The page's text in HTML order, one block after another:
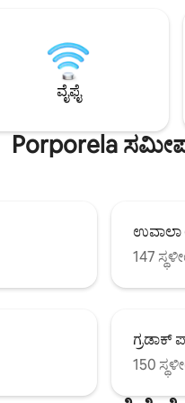
ಆನಂದಿಸಿ, ನಮ್ಮ ಆತ್ಮೀಯ
ಮತ್ತು ನಿಮ್ಮ ರಜಾದಿನವು
ಖಚಿತಪಡಿಸಿಕೊಳ್ಳಲು ನಾವು
ವೈಫೈ
Porporela
147
ಗ್ರಡಾಕ್
150